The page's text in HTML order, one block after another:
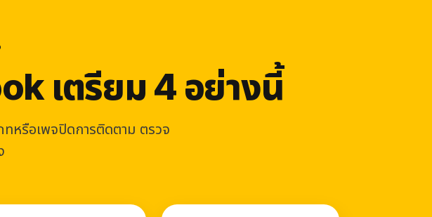
เตรียม 4 อย่างนี้
ทหรือเพจปิดการติดตาม ตรวจ